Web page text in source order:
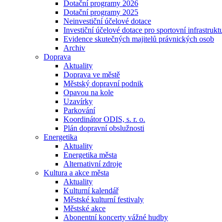
Dotační programy 2026
Dotační programy 2025
Neinvestiční účelové dotace
Investiční účelové dotace pro sportovní
Evidence skutečných majitelů právnických osob
Archiv
Doprava
Aktuality
Doprava ve městě
Městský dopravní podnik
Opavou na kole
Uzavírky
Parkování
Koordinátor ODIS, s. r. o.
Plán dopravní obslužnosti
Energetika
Aktuality
Energetika města
Alternativní zdroje
Kultura a akce města
Aktuality
Kulturní kalendář
Městské kulturní festivaly
Městské akce
Abonentní koncerty vážné hudby